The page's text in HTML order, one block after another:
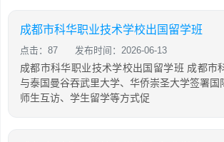
成都市科华职业技术学校出国留学班
点击：87 发布时间：2026-06-13
成都市科华职业技术学校出国留学班 成都市
与泰国曼谷吞武里大学、华侨崇圣大学签署国
师生互访、学生留学等方式促